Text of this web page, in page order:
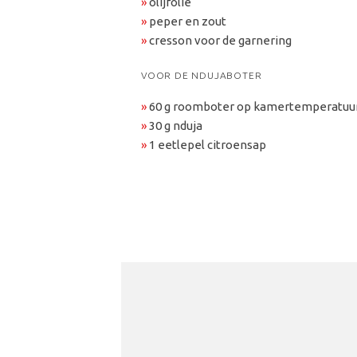
» peper en zout
»cresson voor de garnering
VOOR DE NDUJABOTER
»60 g roomboter op
»30 g nduja
» 1 eetlepel citroensap